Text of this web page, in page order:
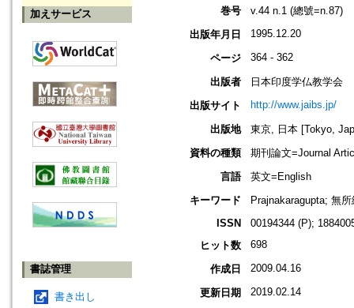
加えサービス
書誌管理
書き出し
巻号
v.44 n.1 (總號=n.87)
出版年月日
1995.12.20
ページ 364 - 362
出版者
日本印度学仏教学会
出版サイト
http://www.jaibs.jp/
出版地
東京, 日本 [Tokyo,
資料の種類
期刊論文=Journal
言語
英文=English
キーワード
Prajnakaragupta; 無
ISSN
00194344 (P);
ヒット数
698
作成日 2009.04.16
更新日期 2019.02.14